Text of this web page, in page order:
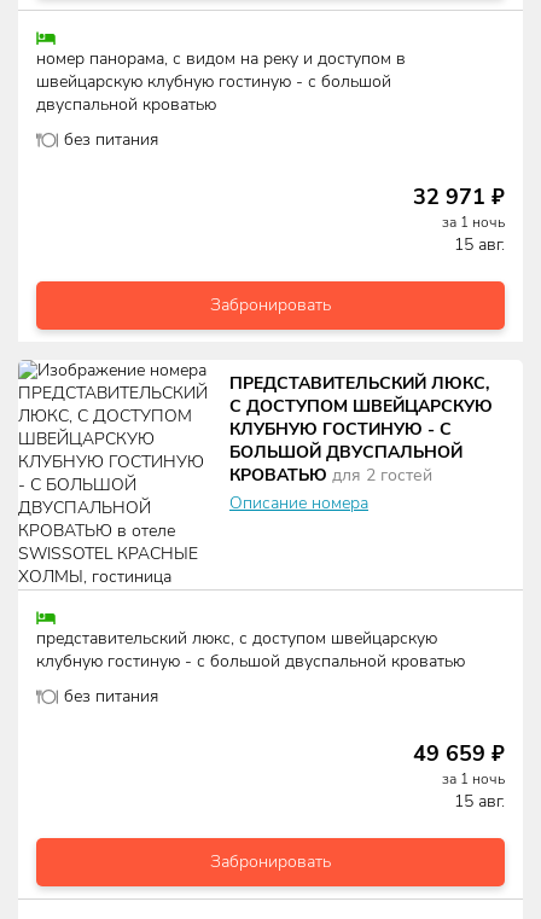
номер панорама, с видом на реку и доступом в
швейцарскую клубную гостиную - с большой
двуспальной кроватью
без питания
32 971 ₽
за 1 ночь
15 авг.
Забронировать
ПРЕДСТАВИТЕЛЬСКИЙ ЛЮКС,
С ДОСТУПОМ ШВЕЙЦАРСКУЮ
КЛУБНУЮ ГОСТИНУЮ - С
БОЛЬШОЙ ДВУСПАЛЬНОЙ
КРОВАТЬЮ для 2 гостей
Описание номера
представительский люкс, с доступом швейцарскую
клубную гостиную - с большой двуспальной кроватью
без питания
49 659 ₽
за 1 ночь
15 авг.
Забронировать